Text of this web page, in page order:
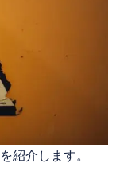
を紹介します。